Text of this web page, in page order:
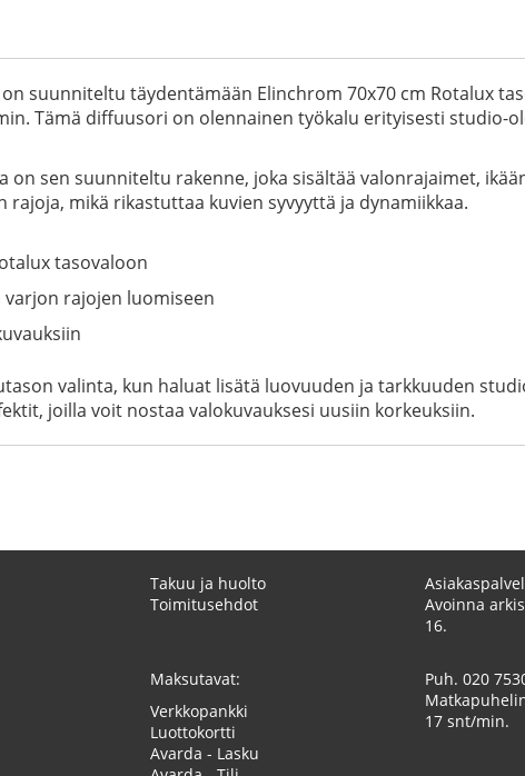
suunniteltu täydentämään Elinchrom 70x70 cm Rotalux
Tämä diffuusori on olennainen työkalu erityisesti studio-
sen suunniteltu rakenne, joka sisältää valonrajaimet,
mikä rikastuttaa kuvien syvyyttä ja dynamiikkaa.
tasovaloon
rajojen luomiseen
valinta, kun haluat lisätä luovuuden ja tarkkuuden
joilla voit nostaa valokuvauksesi uusiin korkeuksiin.
Takuu ja huolto
Toimitusehdot
Maksutavat:
Verkkopankki
Luottokortti
Avarda - Lasku
Avoinna
16.
Puh. 020
17 snt/min.